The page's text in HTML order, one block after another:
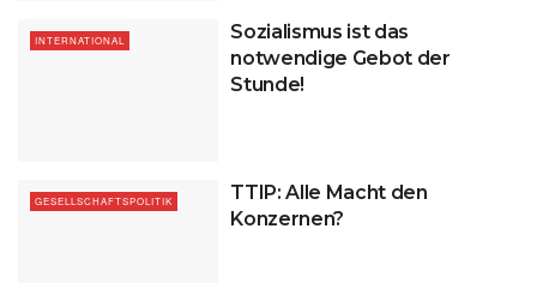
INTERNATIONAL
Sozialismus ist das
notwendige Gebot der
Stunde!
GESELLSCHAFTSPOLITIK
TTIP: Alle Macht den
Konzernen?